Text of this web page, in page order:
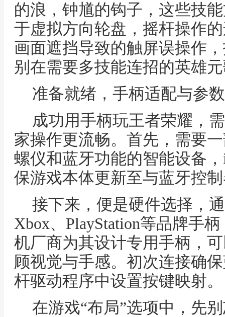
的浪，钟馗的钩子，这些技
于虚拟方向轮盘，摇杆操作
画面遮挡导致的触屏误操作
别在需要多技能连招的英雄
准备就绪，手柄适配与参
成功用手柄玩王者荣耀，
家操作更流畅。首先，需要
螺仪和蓝牙功能的智能设备
保游戏本体更新至与蓝牙控
接下来，便是硬件选择，
Xbox、PlayStation等品牌手
机厂商为其设计专用手柄，
顾视觉与手感。初次连接确
杆驱动程序中设置按键映射。
在游戏“布局”选项中，先